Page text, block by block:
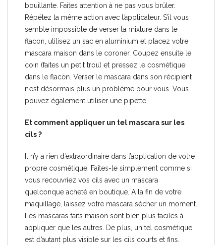
bouillante. Faites attention à ne pas vous brûler.
Répétez la même action avec l’applicateur. S’il vous
semble impossible de verser la mixture dans le
flacon, utilisez un sac en aluminium et placez votre
mascara maison dans le coroner. Coupez ensuite le
coin (faites un petit trou) et pressez le cosmétique
dans le flacon. Verser le mascara dans son récipient
n’est désormais plus un problème pour vous. Vous
pouvez également utiliser une pipette.
Et comment appliquer un tel mascara sur les
cils ?
Il n’y a rien d’extraordinaire dans l’application de votre
propre cosmétique. Faites-le simplement comme si
vous recouvriez vos cils avec un mascara
quelconque acheté en boutique. A la fin de votre
maquillage, laissez votre mascara sécher un moment.
Les mascaras faits maison sont bien plus faciles à
appliquer que les autres. De plus, un tel cosmétique
est d’autant plus visible sur les cils courts et fins.